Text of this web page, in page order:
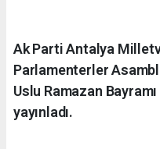
Ak Parti Antalya
Parlamenterler
Uslu Ramazan
yayınladı.